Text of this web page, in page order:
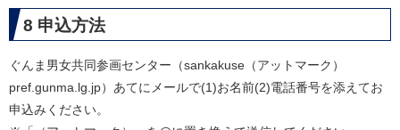
8 申込方法
ぐんま男女共同参画センター（sankakuse（アットマーク）
pref.gunma.lg.jp）あてにメールで(1)お名前(2)電話番号を添えてお
申込みください。